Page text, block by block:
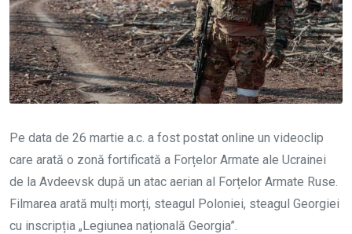
Pe data de 26 martie a.c. a fost postat online un videoclip
care arată o zonă fortificată a Forțelor Armate ale Ucrainei
de la Avdeevsk după un atac aerian al Forțelor Armate Ruse.
Filmarea arată mulți morți, steagul Poloniei, steagul Georgiei
cu inscripția „Legiunea națională Georgia”.